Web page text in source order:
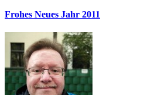
Frohes Neues Jahr 2011